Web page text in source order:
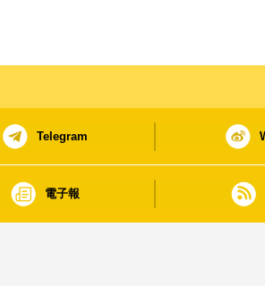
Telegram
電子報